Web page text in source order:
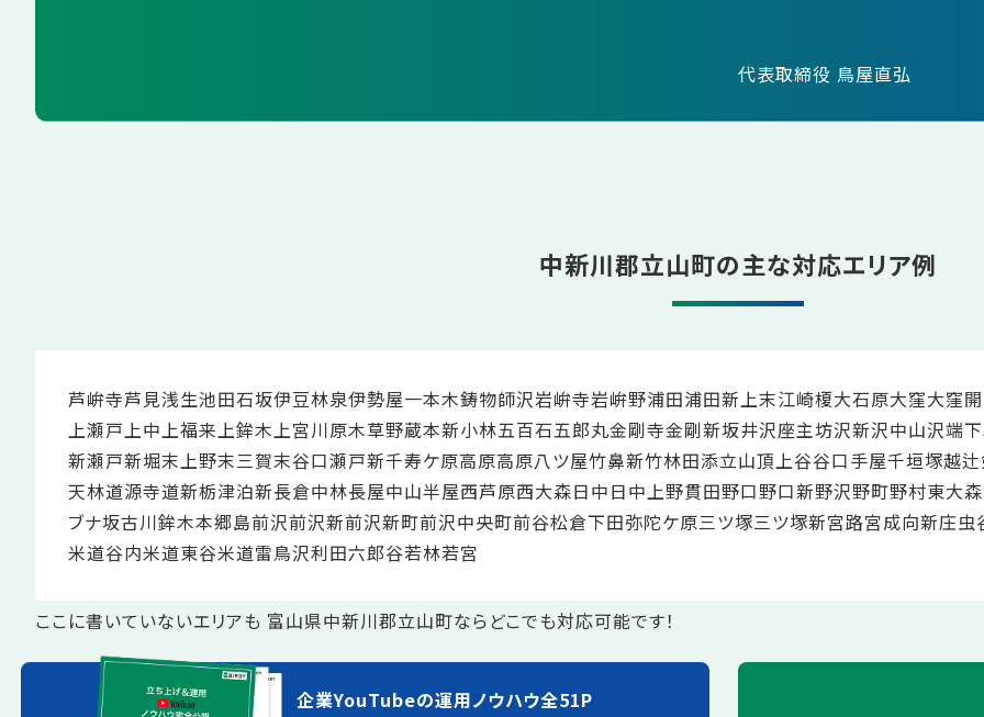
代表取締役 鳥屋直弘
中新川郡立山町の主な対応エリア例
芦峅寺芦見浅生池田石坂伊豆林泉伊勢屋一本木鋳物師沢岩峅寺岩峅野浦田浦田新 上末江崎榎大石原大窪大窪開
上瀬戸 上中 上福来 上鉾木 上宮川原木草野蔵本新小林五百石五郎丸金剛寺金剛新坂井沢座主坊沢新沢中山沢端
新瀬戸新堀末上野末三賀末谷口瀬戸新千寿ケ原高原高原八ツ屋竹鼻新竹林田添立山頂上谷谷口手屋千垣塚越辻
天林道源寺道新栃津泊新長倉中林長屋中山半屋西芦原西大森日中日中上野貫田野口野口新野沢野町野村東大森
ブナ坂古川鉾木本郷島前沢前沢新前沢新町前沢中央町前谷松倉下田弥陀ケ原三ツ塚三ツ塚新宮路宮成向新庄虫
米道谷内米道東谷米道雷鳥沢利田六郎谷若林若宮
ここに書いていないエリアも 富山県中新川郡立山町ならどこでも対応可能です！
企業YouTubeの運用ノウハウ全51P